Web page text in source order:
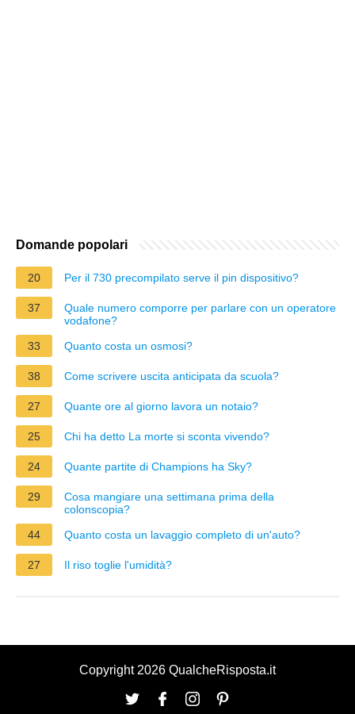
Domande popolari
20 Per il 730 precompilato serve il pin dispositivo?
37
Quale numero comporre per parlare con un operatore
vodafone?
33
Quanto costa un osmosi?
38 Come scrivere uscita anticipata da scuola?
27 Quante ore al giorno lavora un notaio?
25 Chi ha detto La morte si sconta vivendo?
24 Quante partite di Champions ha Sky?
29
Cosa mangiare una settimana prima della
colonscopia?
44
Quanto costa un lavaggio completo di un'auto?
27 Il riso toglie l'umidità?
Copyright 2026 QualcheRisposta.it